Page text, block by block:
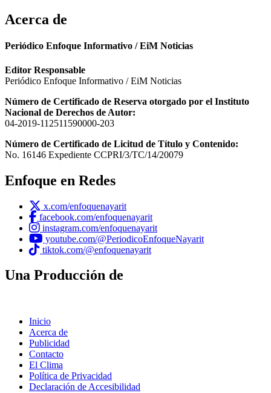
Acerca de
Periódico Enfoque Informativo / EiM Noticias
Editor Responsable
Periódico Enfoque Informativo / EiM Noticias
Número de Certificado de Reserva otorgado por el Instituto
Nacional de Derechos de Autor:
04-2019-112511590000-203
Número de Certificado de Licitud de Título y Contenido:
No. 16146 Expediente CCPRI/3/TC/14/20079
Enfoque en Redes
x.com/enfoquenayarit
facebook.com/enfoquenayarit
instagram.com/enfoquenayarit
youtube.com/@PeriodicoEnfoqueNayarit
tiktok.com/@enfoquenayarit
Una Producción de
Inicio
Acerca de
Publicidad
Contacto
El Clima
Política de Privacidad
Declaración de Accesibilidad